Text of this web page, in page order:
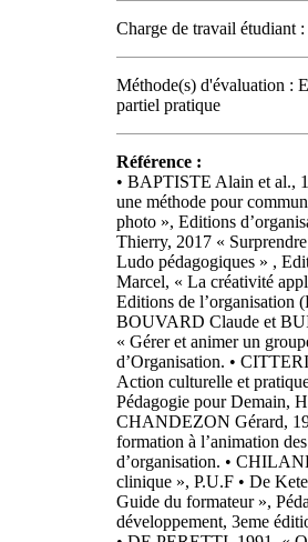
Charge de travail étudiant
Méthode(s) d'évaluation :
partiel pratique
Référence :
• BAPTISTE Alain et al.,
une méthode pour
photo », Editions
Thierry, 2017 «
Ludo pédagogiques » ,
Marcel, « La créativité
Editions de l’organisation
BOUVARD Claude et
« Gérer et animer un
d’Organisation. •
Action culturelle et
Pédagogie pour Demain,
CHANDEZON Gérard,
formation à l’animation
d’organisation. •
clinique », P.U.F • De
Guide du formateur »,
développement, 3eme